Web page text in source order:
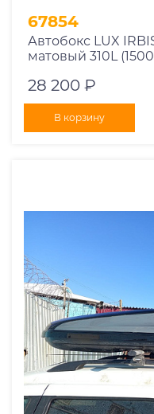
67854
Автобокс LUX
матовый 310L
28 200 ₽
В корзину